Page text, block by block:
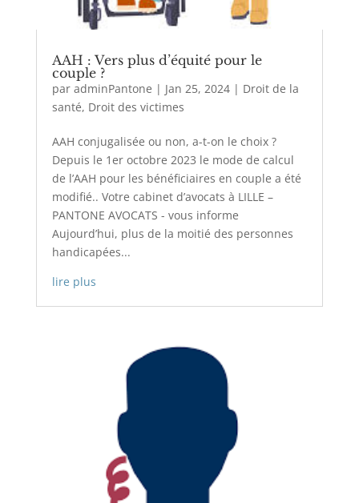
AAH : Vers plus d’équité pour le
couple ?
par adminPantone | Jan 25, 2024| Droit de la
santé, Droit des victimes
AAH conjugalisée ou non, a-t-on le choix ?
Depuis le 1er octobre 2023 le mode de calcul
de l’AAH pour les bénéficiaires en couple a été
modifié.. Votre cabinet d’avocats à LILLE –
PANTONE AVOCATS - vous informe
Aujourd’hui, plus de la moitié des personnes
handicapées...
lire plus